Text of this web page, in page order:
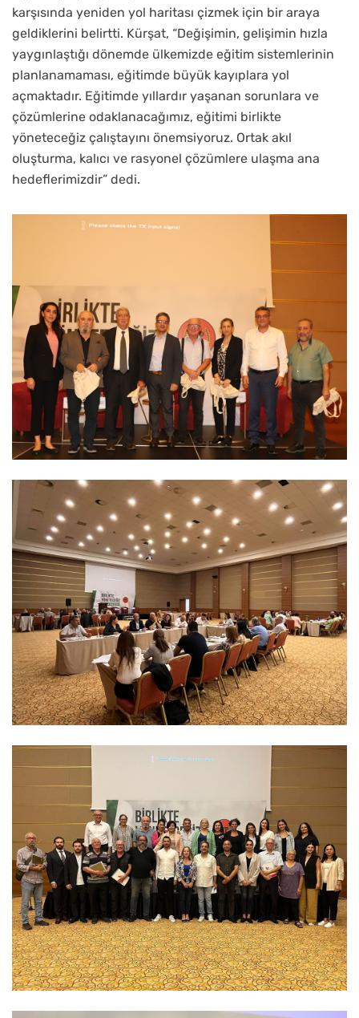
karşısında yeniden yol haritası çizmek için bir araya
geldiklerini belirtti. Kürşat, “Değişimin, gelişimin hızla
yaygınlaştığı dönemde ülkemizde eğitim sistemlerinin
planlanamaması, eğitimde büyük kayıplara yol
açmaktadır. Eğitimde yıllardır yaşanan sorunlara ve
çözümlerine odaklanacağımız, eğitimi birlikte
yöneteceğiz çalıştayını önemsiyoruz. Ortak akıl
oluşturma, kalıcı ve rasyonel çözümlere ulaşma ana
hedeflerimizdir” dedi.